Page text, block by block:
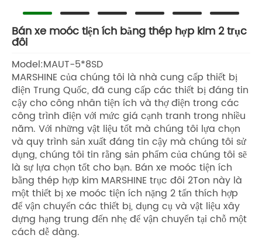
Bán xe moóc tiện ích bằng thép hợp kim 2 trục
đôi
Model:MAUT-5*8SD
MARSHINE của chúng tôi là nhà cung cấp thiết bị
điện Trung Quốc, đã cung cấp các thiết bị đáng tin
cậy cho công nhân tiện ích và thợ điện trong các
công trình điện với mức giá cạnh tranh trong nhiều
năm. Với những vật liệu tốt mà chúng tôi lựa chọn
và quy trình sản xuất đáng tin cậy mà chúng tôi sử
dụng, chúng tôi tin rằng sản phẩm của chúng tôi sẽ
là sự lựa chọn tốt cho bạn. Bán xe moóc tiện ích
bằng thép hợp kim MARSHINE trục đôi 2Ton này là
một thiết bị xe moóc tiện ích nặng 2 tấn thích hợp
để vận chuyển các thiết bị, dụng cụ và vật liệu xây
dựng hạng trung đến nhẹ để vận chuyển tại chỗ một
cách dễ dàng.